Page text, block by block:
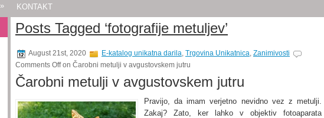
» KONTAKT
Posts Tagged ‘fotografije metuljev’
August 21st, 2020 E-katalog unikatna darila, Trgovina Unikatnica, Zanimivosti
Comments Offon Čarobni metulji v avgustovskem jutru
Čarobni metulji v avgustovskem jutru
Pravijo, da imam verjetno nevidno vez z metulji.
Zakaj? Zato, ker lahko v objektiv fotoaparata